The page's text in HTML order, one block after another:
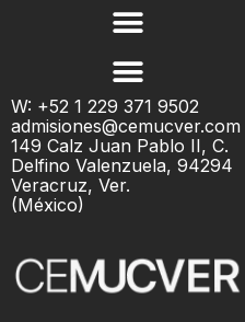
W: +52 1 229 371 9502
admisiones@cemucver.com
149 Calz Juan Pablo II, C.
Delfino Valenzuela, 94294
Veracruz, Ver.
(México)